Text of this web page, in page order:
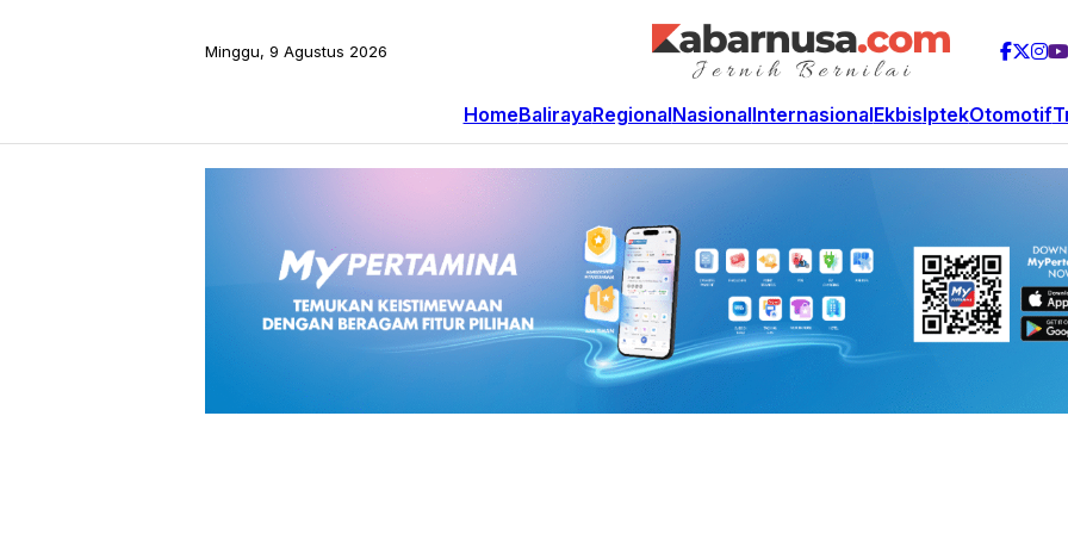
Minggu, 9 Agustus 2026
HomeBalirayaRegionalNasionalInternasionalEkbisIptekOtomotif